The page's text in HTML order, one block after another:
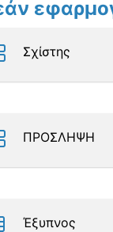
Σχίστης
ΠΡΟΣΛΗΨΗ
Έξυπνος